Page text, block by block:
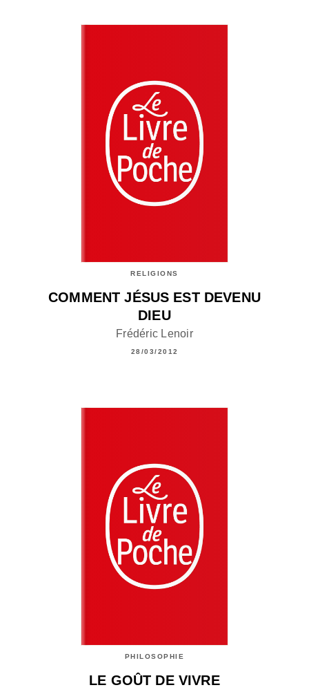
RELIGIONS
COMMENT JÉSUS EST DEVENU
DIEU
Frédéric Lenoir
28/03/2012
PHILOSOPHIE
LE GOÛT DE VIVRE